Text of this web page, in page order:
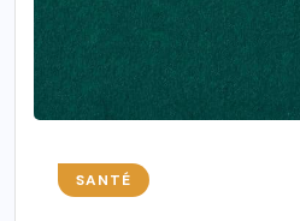
SANTÉ